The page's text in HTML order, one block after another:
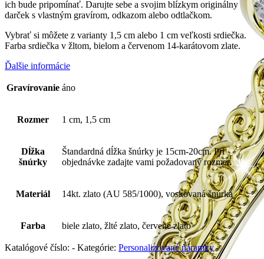
ich bude pripomínať. Darujte sebe a svojim blízkym originálny
darček s vlastným gravírom, odkazom alebo odtlačkom.
Vybrať si môžete z varianty 1,5 cm alebo 1 cm veľkosti srdiečka.
Farba srdiečka v žltom, bielom a červenom 14-karátovom zlate.
Ďalšie informácie
Gravírovanie áno
Rozmer 1 cm, 1,5 cm
Dĺžka
šnúrky
Štandardná dĺžka šnúrky je 15cm-20cm. Pri
objednávke zadajte vami požadovaný rozmer.
Materiál 14kt. zlato (AU 585/1000), voskovaná šnúrka
Farba biele zlato, žlté zlato, červené zlato
Katalógové číslo: - Kategórie: Personalizované náramky